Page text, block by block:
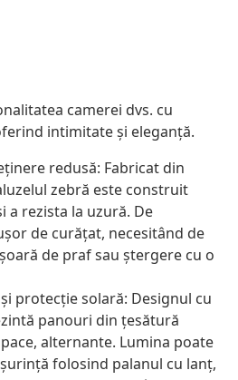
camerei dvs. cu
intimitate și eleganță.
redusă: Fabricat din
zebră este construit
a rezista la uzură. De
de curățat, necesitând de
de praf sau ștergere cu o
protecție solară: Designul cu
panouri din țesătură
alternante. Lumina poate
folosind palanul cu lanț,